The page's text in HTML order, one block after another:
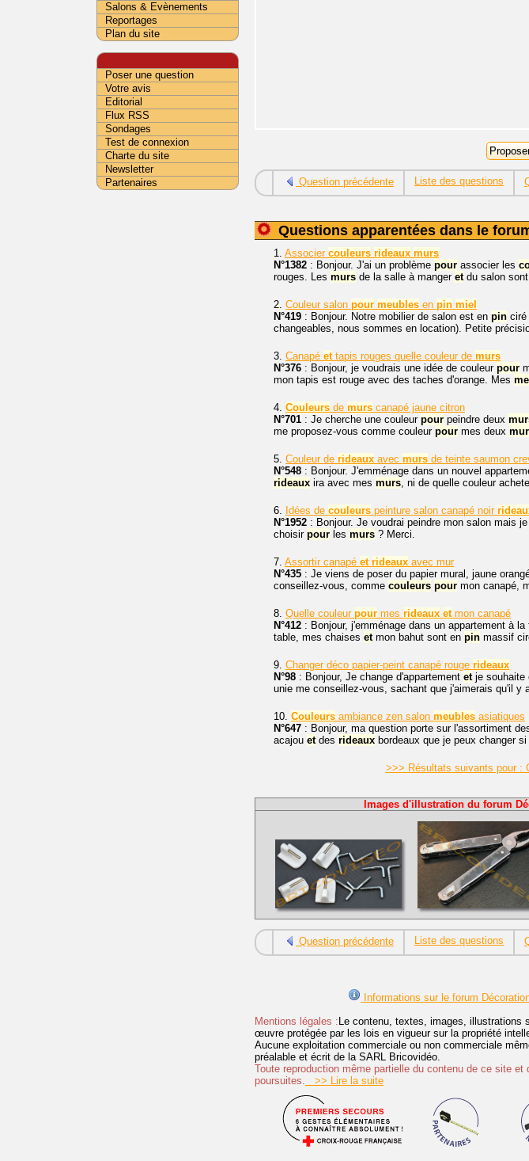
Question précédente Liste des questions
Questions apparentées dans le
1. Associer couleurs rideaux murs
N°1382 : Bonjour. J'ai un problème pour associer les
rouges. Les murs de la salle à manger etdu salon
2. Couleur salon pour meubles en pin miel
N°419 : Bonjour. Notre mobilier de salon est en pin ciré
changeables, nous sommes en location). Petite
3. Canapé ettapis rouges quelle couleur de murs
N°376 : Bonjour, je voudrais une idée de couleur pour
mon tapis est rouge avec des taches d'orange. Mes
4. Couleurs de murs canapé jaune citron
N°701 : Je cherche une couleur pour peindre deux
me proposez-vous comme couleur pour mes deux
5. Couleur de rideaux avec murs de teinte saumon
N°548 : Bonjour. J'emménage dans un nouvel
rideaux ira avec mes murs, ni de quelle couleur
6. Idées de couleurs peinture salon canapé noir
N°1952 : Bonjour. Je voudrai peindre mon salon mais
choisir pour les murs ? Merci.
7. Assortir canapé et rideaux avec mur
N°435 : Je viens de poser du papier mural, jaune
conseillez-vous, comme couleurs pour mon canapé,
8. Quelle couleur pour mes rideaux etmon canapé
N°412 : Bonjour, j'emménage dans un appartement à
table, mes chaises etmon bahut sont en pin massif
9. Changer déco papier-peint canapé rouge rideaux
N°98 : Bonjour, Je change d'appartement etje souhaite
unie me conseillez-vous, sachant que j'aimerais qu'il y
10. Couleurs ambiance zen salon meubles asiatiques
N°647 : Bonjour, ma question porte sur l'assortiment
acajou etdes rideaux bordeaux que je peux changer
>>> Résultats suivants pour :
Images d'illustration du forum
Question précédente Liste des questions
Informations sur le forum
Mentions légales : Le contenu, textes, images,
œuvre protégée par les lois en vigueur sur la propriété
Aucune exploitation commerciale ou non commerciale
préalable et écrit de la SARL Bricovidéo.
Toute reproduction même partielle du contenu de ce site
poursuites.
>> Lire la suite
Salons & Evènements
Reportages
Plan du site
Poser une question
Votre avis
Editorial
Flux RSS
Sondages
Test de connexion
Charte du site
Newsletter
Partenaires